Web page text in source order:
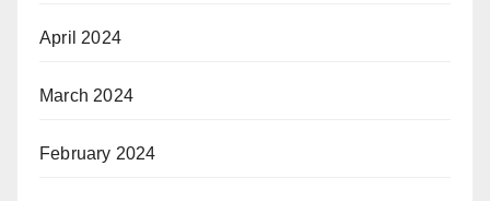
April 2024
March 2024
February 2024